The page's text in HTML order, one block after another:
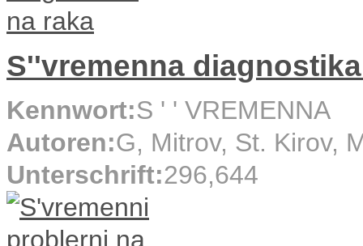
S''vremenna
Kennwort:S ' ' VREMENNA
Autoren:G, Mitrov, St. Kirov,
Unterschrift:296,644